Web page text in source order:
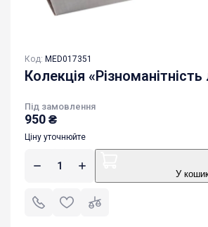
Код: MED017351
Колекція «Різноманітність
Під замовлення
950₴
Ціну уточнюйте
У